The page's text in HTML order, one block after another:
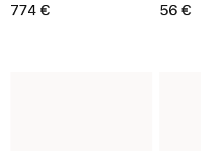
774 € 56 €